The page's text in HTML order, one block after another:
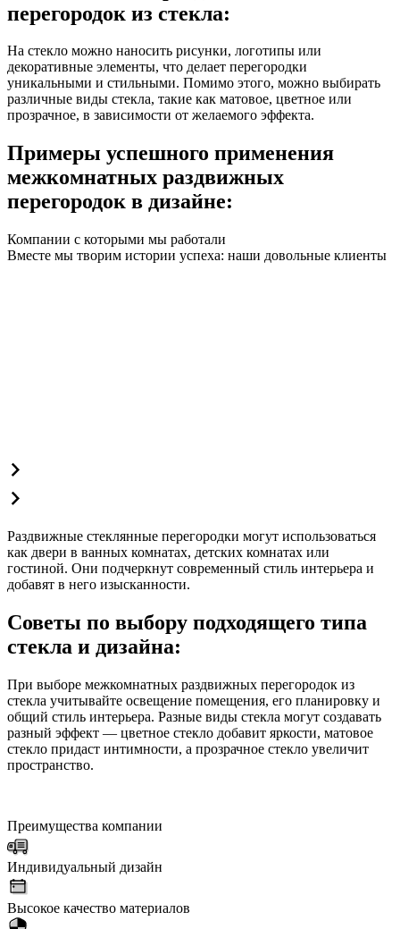
перегородок из стекла:
На стекло можно наносить рисунки, логотипы или
декоративные элементы, что делает перегородки
уникальными и стильными. Помимо этого, можно выбирать
различные виды стекла, такие как матовое, цветное или
прозрачное, в зависимости от желаемого эффекта.
Примеры успешного применения
межкомнатных раздвижных
перегородок в дизайне:
Компании с которыми мы работали
Вместе мы творим истории успеха: наши довольные клиенты
Раздвижные стеклянные перегородки могут использоваться
как двери в ванных комнатах, детских комнатах или
гостиной. Они подчеркнут современный стиль интерьера и
добавят в него изысканности.
Советы по выбору подходящего типа
стекла и дизайна:
При выборе межкомнатных раздвижных перегородок из
стекла учитывайте освещение помещения, его планировку и
общий стиль интерьера. Разные виды стекла могут создавать
разный эффект — цветное стекло добавит яркости, матовое
стекло придаст интимности, а прозрачное стекло увеличит
пространство.
Преимущества компании
Индивидуальный дизайн
Высокое качество материалов